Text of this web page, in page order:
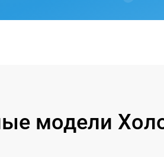
модели